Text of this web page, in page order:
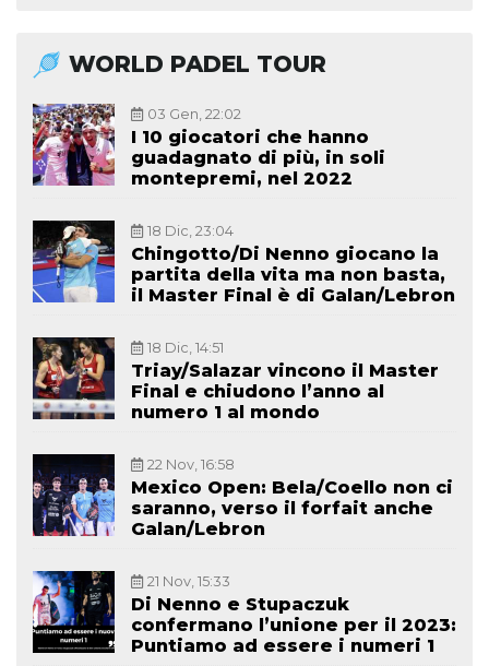
WORLD PADEL TOUR
03 Gen, 22:02
I 10 giocatori che hanno
guadagnato di più, in soli
montepremi, nel 2022
18 Dic, 23:04
Chingotto/Di Nenno giocano la
partita della vita ma non basta,
il Master Final è di Galan/Lebron
18 Dic, 14:51
Triay/Salazar vincono il Master
Final e chiudono l’anno al
numero 1 al mondo
22 Nov, 16:58
Mexico Open: Bela/Coello non ci
saranno, verso il forfait anche
Galan/Lebron
21 Nov, 15:33
Di Nenno e Stupaczuk
confermano l’unione per il 2023:
Puntiamo ad essere i numeri 1